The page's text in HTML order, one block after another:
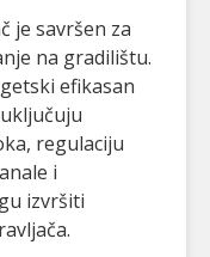
je savršen za
na gradilištu.
efikasan
regulaciju
i
izvršiti